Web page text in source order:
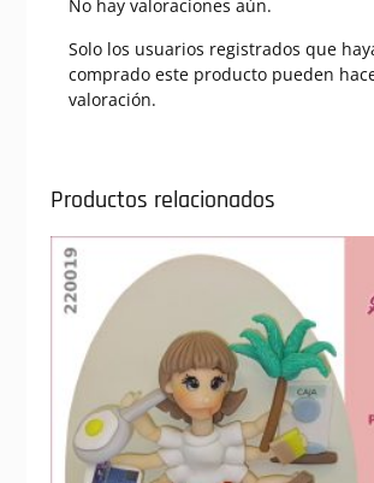
No hay valoraciones aún.
Solo los usuarios registrados que
comprado este producto pueden
valoración.
Productos relacionados